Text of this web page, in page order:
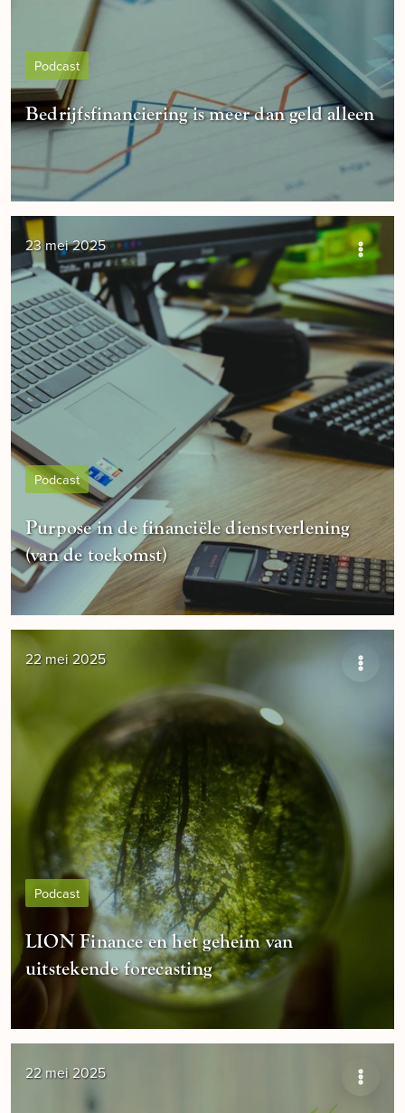
Podcast
Bedrijfsfinanciering is meer dan geld alleen
23 mei 2025
Podcast
Purpose in de financiële dienstverlening
(van de toekomst)
22 mei 2025
Podcast
LION Finance en het geheim van
uitstekende forecasting
22 mei 2025